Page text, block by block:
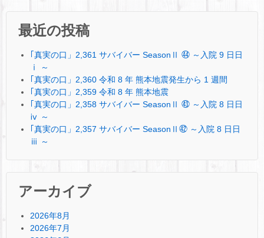
最近の投稿
｢真実の口」2,361 サバイバー SeasonⅡ ㊹ ～入院 9 日日
ⅰ ～
｢真実の口」2,360 令和 8 年 熊本地震発生から 1 週間
｢真実の口」2,359 令和 8 年 熊本地震
｢真実の口」2,358 サバイバー SeasonⅡ ㊸ ～入院 8 日日
ⅳ ～
｢真実の口」2,357 サバイバー SeasonⅡ㊷ ～入院 8 日日
ⅲ ～
アーカイブ
2026年8月
2026年7月